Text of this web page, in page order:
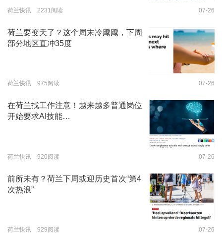
荷兰快讯 2231阅读 07-26
荷兰要变天了？这个周末冷飕飕，下周
部分地区直冲35度
荷兰快讯 975阅读 07-26
在荷兰找工作注意！越来越多普通岗位
开始要求AI技能…
荷兰快讯 920阅读 07-26
前所未有？荷兰下周或迎历史首次“第4
次热浪”
荷兰快讯 929阅读 07-26